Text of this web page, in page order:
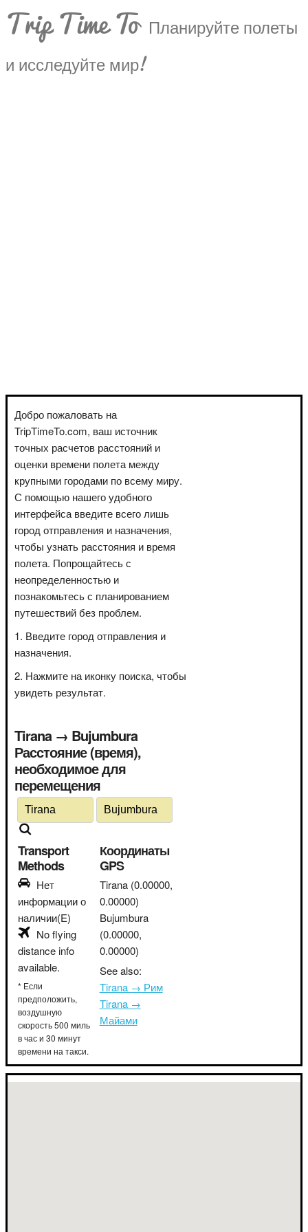
Trip Time To Планируйте полеты
и исследуйте мир!
Добро пожаловать на
TripTimeTo.com, ваш источник
точных расчетов расстояний и
оценки времени полета между
крупными городами по всему миру.
С помощью нашего удобного
интерфейса введите всего лишь
город отправления и назначения,
чтобы узнать расстояния и время
полета. Попрощайтесь с
неопределенностью и
познакомьтесь с планированием
путешествий без проблем.
Введите город отправления и
назначения.
Нажмите на иконку поиска, чтобы
увидеть результат.
Tirana → Bujumbura
Расстояние (время),
необходимое для
перемещения
Transport
Methods
Нет
информации о
наличии(E)
No flying
distance info
available.
* Если
предположить,
воздушную
скорость 500 миль
в час и 30 минут
времени на такси.
Координаты
GPS
Tirana (0.00000,
0.00000)
Bujumbura
(0.00000,
0.00000)
See also:
Tirana → Рим
Tirana →
Майами